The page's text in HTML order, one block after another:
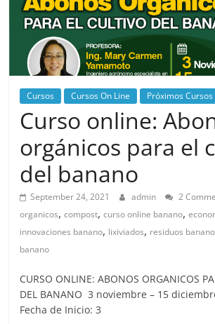
Cursos Cursos On Line Próximos Cursos
Curso online:
orgánicos para el
del banano
September 24, 2021 admin 2
organicos,compost,curso online banano,
innovaciones banano, lixiviados, residuos banano
banano
CURSO ONLINE: ABONOS ORGANICOS
DEL BANANO 3 noviembre – 15
Fecha de Inicio: 3